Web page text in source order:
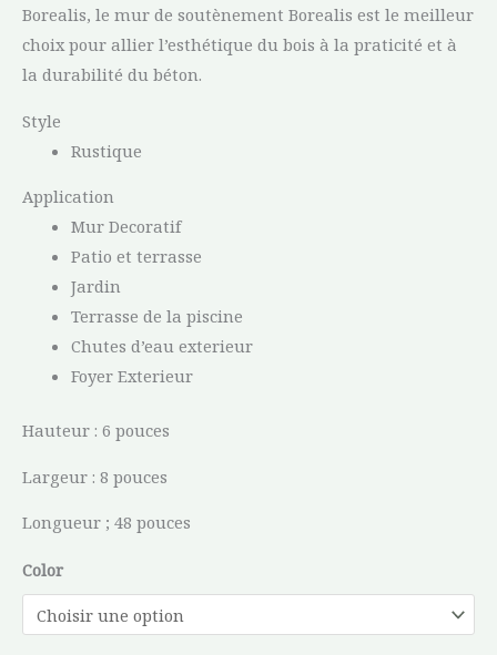
Borealis, le mur de soutènement Borealis est le meilleur
choix pour allier l’esthétique du bois à la praticité et à
la durabilité du béton.
Style
Rustique
Application
Mur Decoratif
Patio et terrasse
Jardin
Terrasse de la piscine
Chutes d’eau exterieur
Foyer Exterieur
Hauteur : 6 pouces
Largeur : 8 pouces
Longueur ; 48 pouces
Color